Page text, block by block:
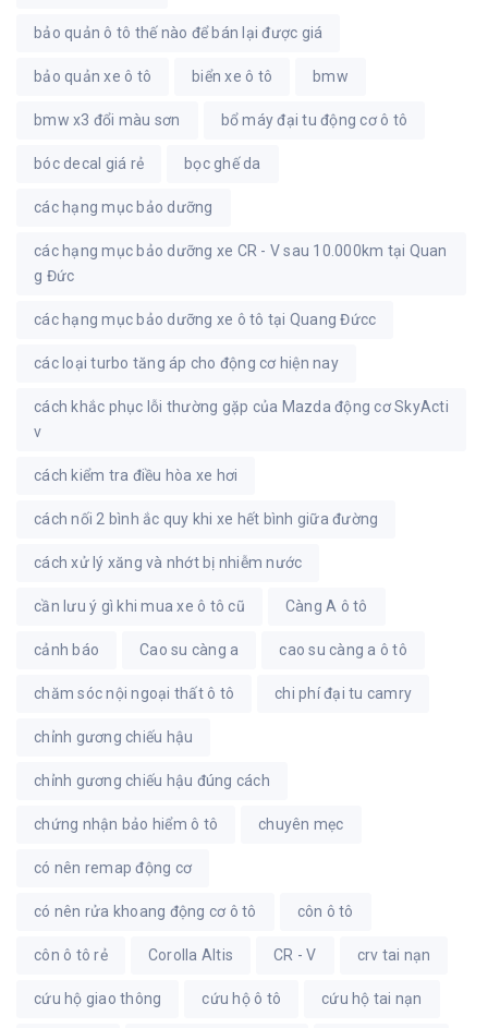
bảo quản ô tô thế nào để bán lại được giá
bảo quản xe ô tô biển xe ô tô bmw
bmw x3 đổi màu sơn bổ máy đại tu động cơ ô tô
bóc decal giá rẻ bọc ghế da
các hạng mục bảo dưỡng
các hạng mục bảo dưỡng xe CR - V sau 10.000km tại Quan
g Đức
các hạng mục bảo dưỡng xe ô tô tại Quang Đứcc
các loại turbo tăng áp cho động cơ hiện nay
cách khắc phục lỗi thường gặp của Mazda động cơ SkyActi
v
cách kiểm tra điều hòa xe hơi
cách nối 2 bình ắc quy khi xe hết bình giữa đường
cách xử lý xăng và nhớt bị nhiễm nước
cần lưu ý gì khi mua xe ô tô cũ Càng A ô tô
cảnh báo Cao su càng a cao su càng a ô tô
chăm sóc nội ngoại thất ô tô chi phí đại tu camry
chỉnh gương chiếu hậu
chỉnh gương chiếu hậu đúng cách
chứng nhận bảo hiểm ô tô chuyên mẹc
có nên remap động cơ
có nên rửa khoang động cơ ô tô côn ô tô
côn ô tô rẻ Corolla Altis CR - V crv tai nạn
cứu hộ giao thông cứu hộ ô tô cứu hộ tai nạn